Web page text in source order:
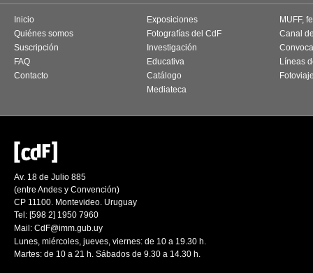
Inicio
Quiénes somos
Suscripción
FAQ
Contacto
Exposiciones
Fotografías del CdF
Investigación
Educativa
Catálogo
Mediateca
MUFF,
Canal
Líneas
Av. 18 de Julio 885
(entre Andes y Convención)
CP 11100. Montevideo. Uruguay
Tel: [598 2] 1950 7960
Mail: CdF@imm.gub.uy
Lunes, miércoles, jueves, viernes: de 10 a 19.30 h.
Martes: de 10 a 21 h. Sábados de 9.30 a 14.30 h.